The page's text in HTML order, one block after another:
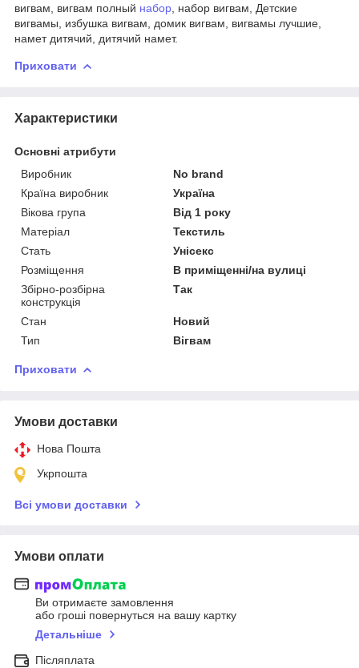
вигвам, вигвам полный набор , набор вигвам, Детские
вигвамы, избушка вигвам, домик вигвам, вигвамы лучшие,
намет дитячий, дитячий намет.
Приховати
Характеристики
Основні атрибути
Виробник
No brand
Країна виробник
Україна
Вікова група
Від 1 року
Матеріал
Текстиль
Стать
Унісекс
Розміщення
В приміщенні/на вулиці
Збірно-розбірна
конструкція
Так
Стан
Новий
Тип
Вігвам
Приховати
Умови доставки
Нова Пошта
Укрпошта
Всі умови доставки
Умови оплати
Ви отримаєте замовлення
або гроші повернуться на вашу картку
Детальніше
Післяплата